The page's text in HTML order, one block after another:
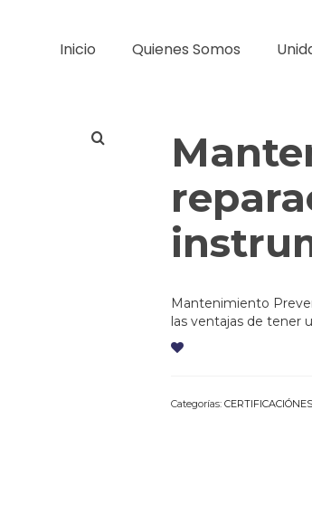
Inicio Quienes Somos
Mantenimiento
las ventajas de tener
Categorías: